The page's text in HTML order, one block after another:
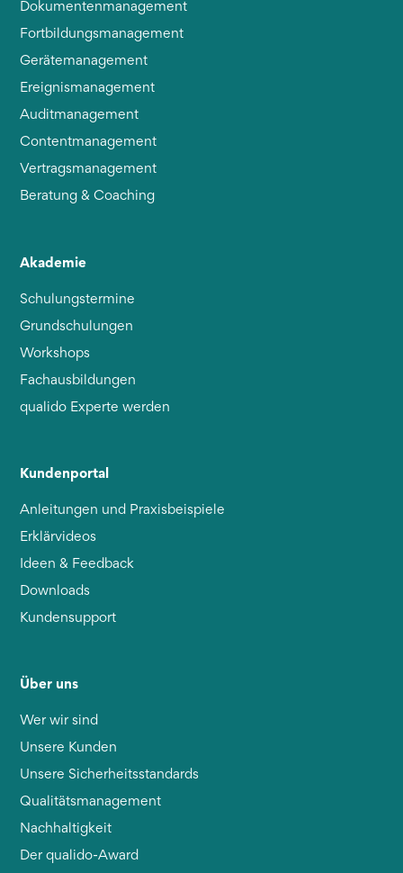
Dokumentenmanagement
Fortbildungsmanagement
Gerätemanagement
Ereignismanagement
Auditmanagement
Contentmanagement
Vertragsmanagement
Beratung & Coaching
Akademie
Schulungstermine
Grundschulungen
Workshops
Fachausbildungen
qualido Experte werden
Kundenportal
Anleitungen und Praxisbeispiele
Erklärvideos
Ideen & Feedback
Downloads
Kundensupport
Über uns
Wer wir sind
Unsere Kunden
Unsere Sicherheitsstandards
Qualitätsmanagement
Nachhaltigkeit
Der qualido-Award